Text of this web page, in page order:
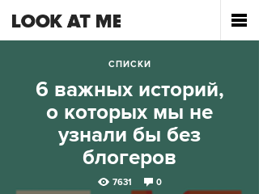
СПИСКИ
6 важных историй,
о которых мы не
узнали бы без
блогеров
7631 0